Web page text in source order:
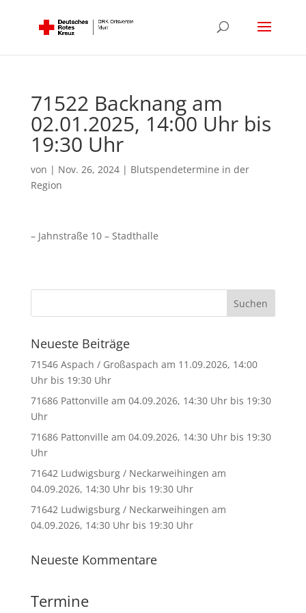
71522 Backnang am
02.01.2025, 14:00 Uhr bis
19:30 Uhr
von | Nov. 26, 2024| Blutspendetermine in der
Region
– Jahnstraße 10 – Stadthalle
Neueste Beiträge
71546 Aspach / Großaspach am 11.09.2026, 14:00
Uhr bis 19:30 Uhr
71686 Pattonville am 04.09.2026, 14:30 Uhr bis 19:30
Uhr
71686 Pattonville am 04.09.2026, 14:30 Uhr bis 19:30
Uhr
71642 Ludwigsburg / Neckarweihingen am
04.09.2026, 14:30 Uhr bis 19:30 Uhr
71642 Ludwigsburg / Neckarweihingen am
04.09.2026, 14:30 Uhr bis 19:30 Uhr
Neueste Kommentare
Termine